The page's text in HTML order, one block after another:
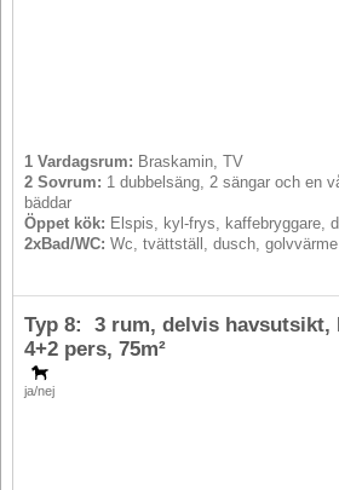
1 Vardagsrum: Braskamin, TV
2 Sovrum: 1 dubbelsäng, 2 sängar och en
bäddar
Öppet kök: Elspis, kyl-frys, kaffebryggare,
2xBad/WC: Wc, tvättställ, dusch, golvvärme
ja/nej
Typ 8: 3 rum, delvis havsutsikt,
4+2 pers, 75m²